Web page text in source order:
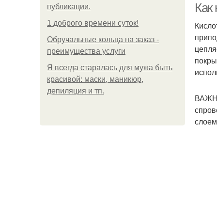
публикации.
1 доброго времени суток!
Обручальные кольца на заказ -
преимущества услуги
Я всегда старалась для мужа быть
красивой: маски, маникюр,
депиляция и тп.
Как